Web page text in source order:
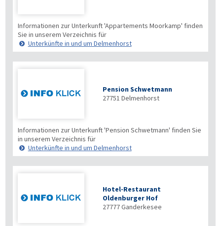
Informationen zur Unterkunft 'Appartements Moorkamp' finden
Sie in unserem Verzeichnis für
Unterkünfte in und um Delmenhorst
Pension Schwetmann
27751 Delmenhorst
Informationen zur Unterkunft 'Pension Schwetmann' finden Sie
in unserem Verzeichnis für
Unterkünfte in und um Delmenhorst
Hotel-Restaurant
Oldenburger Hof
27777Ganderkesee